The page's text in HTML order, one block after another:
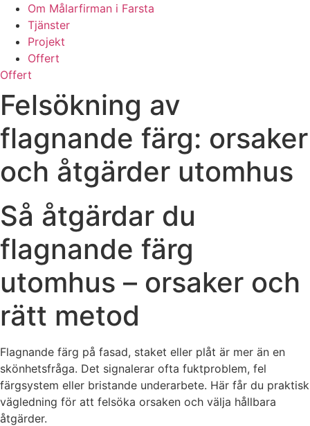
Om Målarfirman i Farsta
Tjänster
Projekt
Offert
Offert
Felsökning av
flagnande färg: orsaker
och åtgärder utomhus
Så åtgärdar du
flagnande färg
utomhus – orsaker och
rätt metod
Flagnande färg på fasad, staket eller plåt är mer än en
skönhetsfråga. Det signalerar ofta fuktproblem, fel
färgsystem eller bristande underarbete. Här får du praktisk
vägledning för att felsöka orsaken och välja hållbara
åtgärder.